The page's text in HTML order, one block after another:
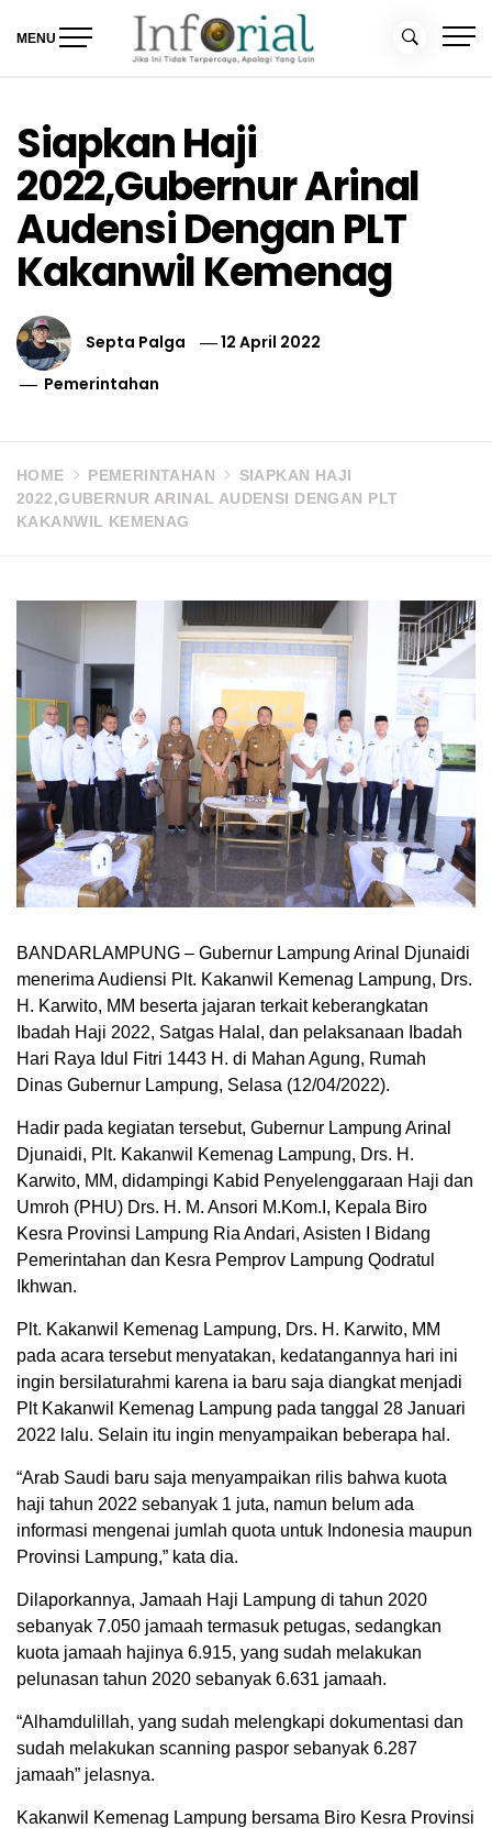
MENU
Siapkan Haji
2022,Gubernur Arinal
Audensi Dengan PLT
Kakanwil Kemenag
Septa Palga
12 April 2022
Pemerintahan
HOME PEMERINTAHAN
SIAPKAN HAJI
2022,GUBERNUR ARINAL AUDENSI DENGAN PLT
KAKANWIL KEMENAG
BANDARLAMPUNG – Gubernur Lampung Arinal Djunaidi
menerima Audiensi Plt. Kakanwil Kemenag Lampung, Drs.
H. Karwito, MM beserta jajaran terkait keberangkatan
Ibadah Haji 2022, Satgas Halal, dan pelaksanaan Ibadah
Hari Raya Idul Fitri 1443 H. di Mahan Agung, Rumah
Dinas Gubernur Lampung, Selasa (12/04/2022).
Hadir pada kegiatan tersebut, Gubernur Lampung Arinal
Djunaidi, Plt. Kakanwil Kemenag Lampung, Drs. H.
Karwito, MM, didampingi Kabid Penyelenggaraan Haji dan
Umroh (PHU) Drs. H. M. Ansori M.Kom.I, Kepala Biro
Kesra Provinsi Lampung Ria Andari, Asisten I Bidang
Pemerintahan dan Kesra Pemprov Lampung Qodratul
Ikhwan.
Plt. Kakanwil Kemenag Lampung, Drs. H. Karwito, MM
pada acara tersebut menyatakan, kedatangannya hari ini
ingin bersilaturahmi karena ia baru saja diangkat menjadi
Plt Kakanwil Kemenag Lampung pada tanggal 28 Januari
2022 lalu. Selain itu ingin menyampaikan beberapa hal.
“Arab Saudi baru saja menyampaikan rilis bahwa kuota
haji tahun 2022 sebanyak 1 juta, namun belum ada
informasi mengenai jumlah quota untuk Indonesia maupun
Provinsi Lampung,” kata dia.
Dilaporkannya, Jamaah Haji Lampung di tahun 2020
sebanyak 7.050 jamaah termasuk petugas, sedangkan
kuota jamaah hajinya 6.915, yang sudah melakukan
pelunasan tahun 2020 sebanyak 6.631 jamaah.
“Alhamdulillah, yang sudah melengkapi dokumentasi dan
sudah melakukan scanning paspor sebanyak 6.287
jamaah” jelasnya.
Kakanwil Kemenag Lampung bersama Biro Kesra Provinsi